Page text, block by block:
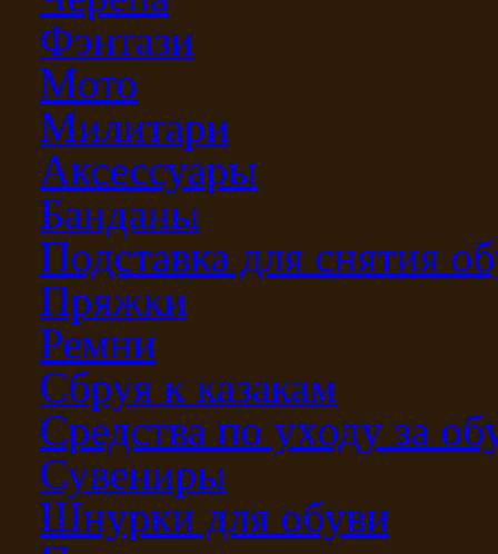
Фэнтази
Мото
Милитари
Аксессуары
Банданы
Подставка для снятия
Пряжки
Ремни
Сбруя к казакам
Средства по уходу за
Сувениры
Шнурки для обуви